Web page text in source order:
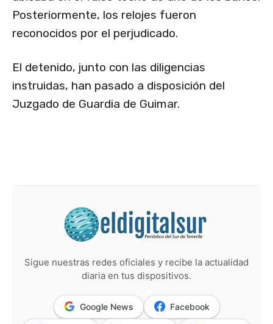
Posteriormente, los relojes fueron
reconocidos por el perjudicado.
El detenido, junto con las diligencias
instruidas, han pasado a disposición del
Juzgado de Guardia de Guimar.
Sigue nuestras redes oficiales y recibe la actualidad
diaria en tus dispositivos.
Google News Facebook